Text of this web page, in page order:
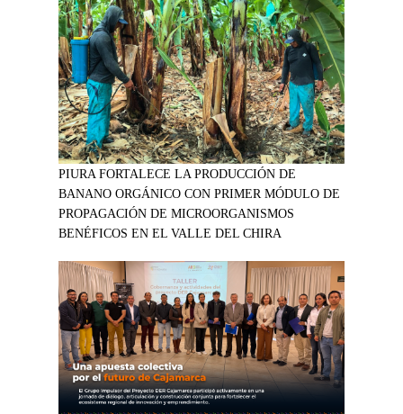
PIURA FORTALECE LA PRODUCCIÓN DE
BANANO ORGÁNICO CON PRIMER MÓDULO DE
PROPAGACIÓN DE MICROORGANISMOS
BENÉFICOS EN EL VALLE DEL CHIRA